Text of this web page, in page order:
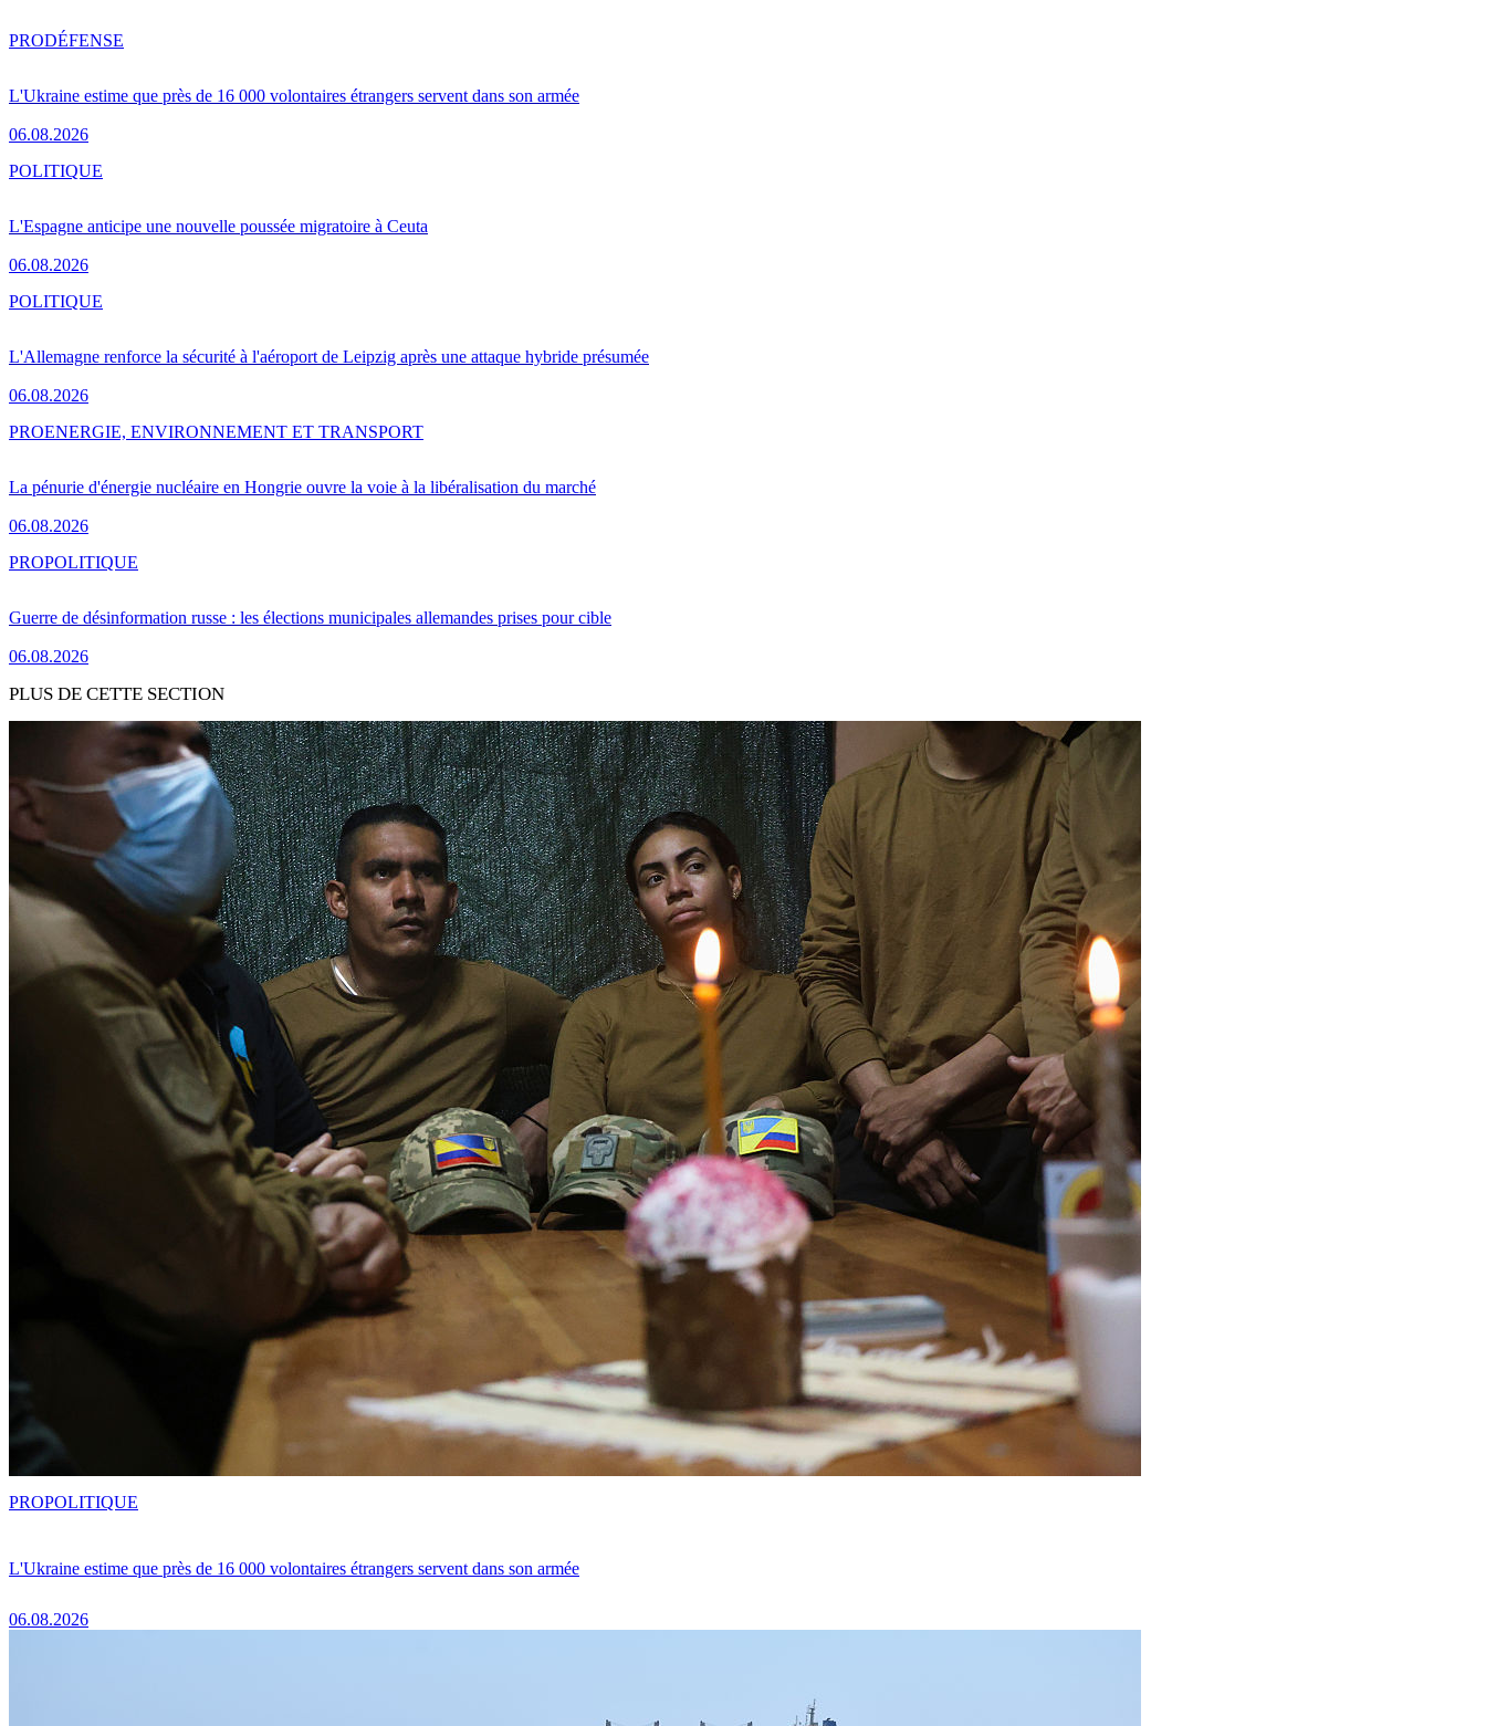
L'Ukraine estime que près de 16 000 volontaires étrangers servent dans son armée
06.08.2026
PRODÉFENSE
L'Espagne anticipe une nouvelle poussée migratoire à Ceuta
06.08.2026
POLITIQUE
L'Allemagne renforce la sécurité à l'aéroport de Leipzig après une attaque hybride présumée
06.08.2026
POLITIQUE
La pénurie d'énergie nucléaire en Hongrie ouvre la voie à la libéralisation du marché
06.08.2026
PROENERGIE, ENVIRONNEMENT ET TRANSPORT
Guerre de désinformation russe : les élections municipales allemandes prises pour cible
06.08.2026
PROPOLITIQUE
PLUS DE CETTE SECTION
L'Ukraine estime que près de 16 000 volontaires étrangers servent dans son armée
06.08.2026
PROPOLITIQUE